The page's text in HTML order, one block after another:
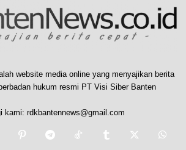
website media online yang menyajikan berita
hukum resmi PT Visi Siber Banten
kami: rdkbantennews@gmail.com